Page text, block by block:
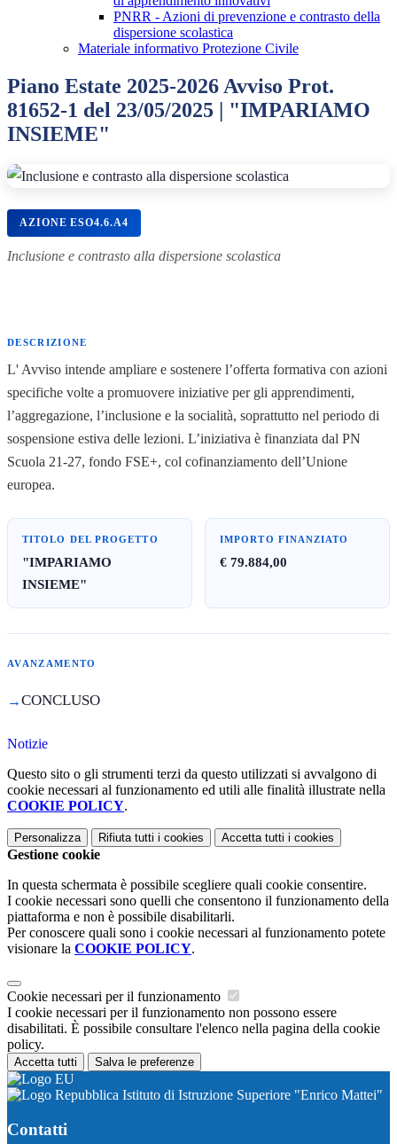
PNRR - Azioni di prevenzione e contrasto della
dispersione scolastica
Materiale informativo Protezione Civile
Piano Estate 2025-2026 Avviso Prot.
81652-1 del 23/05/2025 | "IMPARIAMO
INSIEME"
AZIONE ESO4.6.A4
Inclusione e contrasto alla dispersione scolastica
DESCRIZIONE
L' Avviso intende ampliare e sostenere l’offerta formativa con azioni
specifiche volte a promuovere iniziative per gli apprendimenti,
l’aggregazione, l’inclusione e la socialità, soprattutto nel periodo di
sospensione estiva delle lezioni. L’iniziativa è finanziata dal PN
Scuola 21-27, fondo FSE+, col cofinanziamento dell’Unione
europea.
TITOLO DEL PROGETTO
"IMPARIAMO
INSIEME"
IMPORTO FINANZIATO
€ 79.884,00
AVANZAMENTO
CONCLUSO
Notizie
Questo sito o gli strumenti terzi da questo utilizzati si avvalgono di
cookie necessari al funzionamento ed utili alle finalità illustrate nella
COOKIE POLICY.
Personalizza Rifiuta tutti i cookies Accetta tutti i cookies
Gestione cookie
In questa schermata è possibile scegliere quali cookie consentire.
I cookie necessari sono quelli che consentono il funzionamento della
piattaforma e non è possibile disabilitarli.
Per conoscere quali sono i cookie necessari al funzionamento potete
visionare la COOKIE POLICY.
Cookie necessari per il funzionamento
I cookie necessari per il funzionamento non possono essere
disabilitati. È possibile consultare l'elenco nella pagina della cookie
policy.
Accetta tutti Salva le preferenze
Istituto di Istruzione Superiore "Enrico Mattei"
Contatti